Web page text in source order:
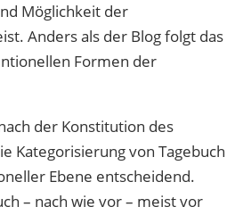
Möglichkeit der
Anders als der Blog folgt das
Formen der
der Konstitution des
Kategorisierung von Tagebuch
Ebene entscheidend.
– nach wie vor – meist vor